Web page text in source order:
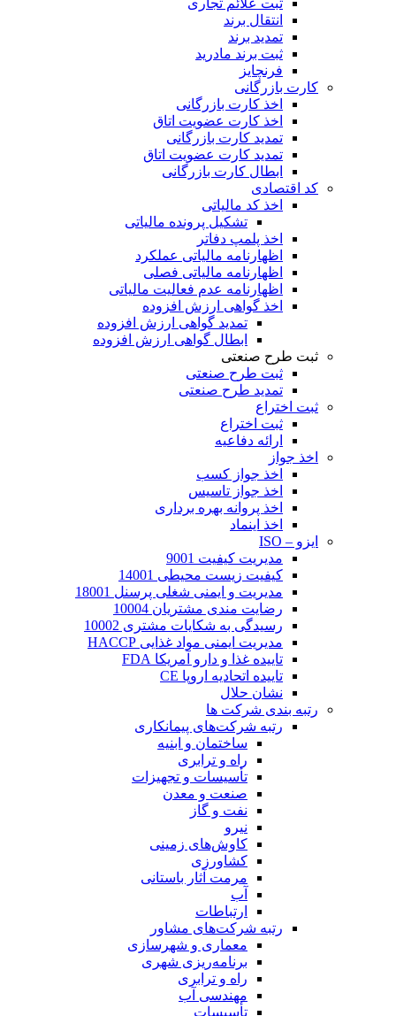
انتقال برند
تمدید برند
ثبت برند مادرید
فرنچایز
کارت بازرگانی
اخذ کارت بازرگانی
اخذ کارت عضویت اتاق
تمدید کارت بازرگانی
تمدید کارت عضویت اتاق
ابطال کارت بازرگانی
کد اقتصادی
اخذ کد مالیاتی
تشکیل پرونده مالیاتی
اخذ پلمپ دفاتر
اظهارنامه مالیاتی عملکرد
اظهارنامه مالیاتی فصلی
اظهارنامه عدم فعالیت مالیاتی
اخذ گواهی ارزش افزوده
تمدید گواهی ارزش افزوده
ابطال گواهی ارزش افزوده
ثبت طرح صنعتی
ثبت طرح صنعتی
تمدید طرح صنعتی
ثبت اختراع
ثبت اختراع
ارائه دفاعیه
اخذ جواز
اخذ جواز کسب
اخذ جواز تاسیس
اخذ پروانه بهره برداری
اخذ اینماد
ایزو – ISO
مدیریت کیفیت 9001
کیفیت زیست محیطی 14001
مدیریت و ایمنی شغلی پرسنل 18001
رضایت مندی مشتریان 10004
رسیدگی به شکایات مشتری 10002
مدیریت ایمنی مواد غذایی HACCP
تاییده غذا و دارو آمریکا FDA
تاییده اتحادیه اروپا CE
نشان حلال
رتبه بندی شرکت ها
رتبه شرکت‌های پیمانکاری
ساختمان و ابنیه
راه و ترابری
تأسیسات و تجهیزات
صنعت و معدن
نفت و گاز
نیرو
کاوش‌های زمینی
کشاورزی
مرمت آثار باستانی
آب
ارتباطات
رتبه شرکت‌های مشاور
معماری و شهرسازی
برنامه‌ریزی شهری
راه و ترابری
مهندسی آب
تأسیسات